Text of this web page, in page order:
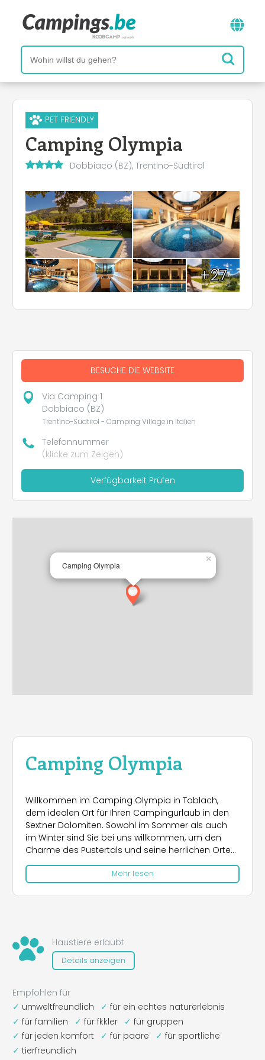
PET FRIENDLY
Camping Olympia
Dobbiaco (BZ), Trentino-Südtirol
+27
Camping Olympia
Willkommen im Camping Olympia in Toblach,
dem idealen Ort für Ihren Campingurlaub in den
Sextner Dolomiten. Sowohl im Sommer als auch
im Winter sind Sie bei uns willkommen, um den
Charme des Pustertals und seine herrlichen Orte
neu zu entdecken. Profitieren Sie von den
zahlreichen Vorteilen und Serviceleistungen, die
unser Campingplatz seinen Gästen bietet. Das
Highlight ist derneue, komplett renovierte
finnische Sauna, ein Dampfbad, eine Infrarotsauna,
ein großes Hallenbad (32&Grad; Warmwasser), ein
Kinderbecken (33&Grad; Warmwasser), mehrere
Realx-Zonen. Das Restaurant und das Chalet
bieten Ihnen köstliche lokale Gerichte, die Ihnen
einen guten Einblick in die lokale Gastronomie
geben. Entscheiden Sie sich für angenehme
Urlaubsmomente inmitten der unberührten Natur
Südtirols, der Campingplatz im Hochpustertal è
der Bezugspunkt für diejenigen, die ihren Urlaub
Mehr lesen
Haustiere erlaubt
Details anzeigen
Empfohlen für
umweltfreundlich
für ein echtes naturerlebnis
für familien
für fkkler
für gruppen
für jeden komfort
für paare
für sportliche
tierfreundlich
BESUCHE DIE WEBSITE
Via Camping 1
Dobbiaco (BZ)
Trentino-Südtirol - Camping Village in Italien
Telefonnummer
(klicke zum Zeigen)
Verfügbarkeit Prüfen
Camping Olympia
×